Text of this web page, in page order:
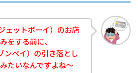
ェットボーイ）のお店
をする前に、
ンペイ）の引き落とし
たいなんですよね～